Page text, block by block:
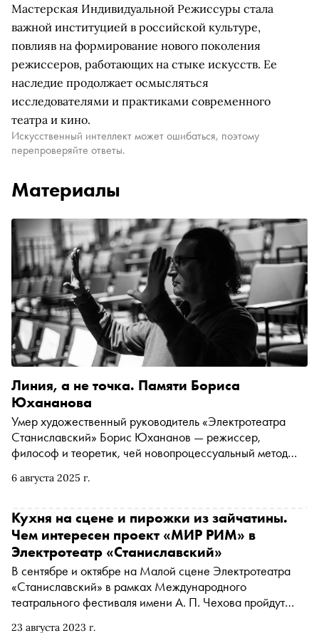
Мастерская Индивидуальной Режиссуры стала
важной институцией в российской культуре,
повлияв на формирование нового поколения
режиссеров, работающих на стыке искусств. Ее
наследие продолжает осмысляться
исследователями и практиками современного
театра и кино.
Искусственный интеллект может ошибаться, поэтому
перепроверяйте ответы.
Материалы
6 августа 2025 г.
Линия, а не точка. Памяти Бориса
Юхананова
Умер художественный руководитель «Электротеатра
Станиславский» Борис Юхананов — режиссер,
философ и теоретик, чей новопроцессуальный метод
организм. По просьбе «Сноба» его друг и
воспоминание — о создателе «Сумасшедшего Принца»
и Театра Театра, о великом педагоге, не любившем
деления на «учителей» и «учеников», и о человеке, чье
огромное наследие еще только предстоит осмыслить
23 августа 2023 г.
Кухня на сцене и пирожки из зайчатины.
Чем интересен проект «МИР РИМ» в
Электротеатр «Станиславский»
В сентябре и октябре на Малой сцене Электротеатра
«Станиславский» в рамках Международного
театрального фестиваля имени А. П. Чехова пройдут